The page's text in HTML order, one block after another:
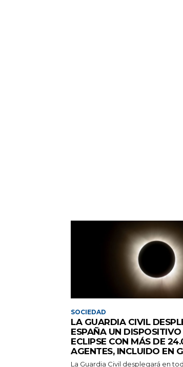
SOCIEDAD
LA GUARDIA CIVIL
ESPAÑA UN
ECLIPSE CON MÁS DE
AGENTES, INCLUIDO EN
La Guardia Civil desplegará en